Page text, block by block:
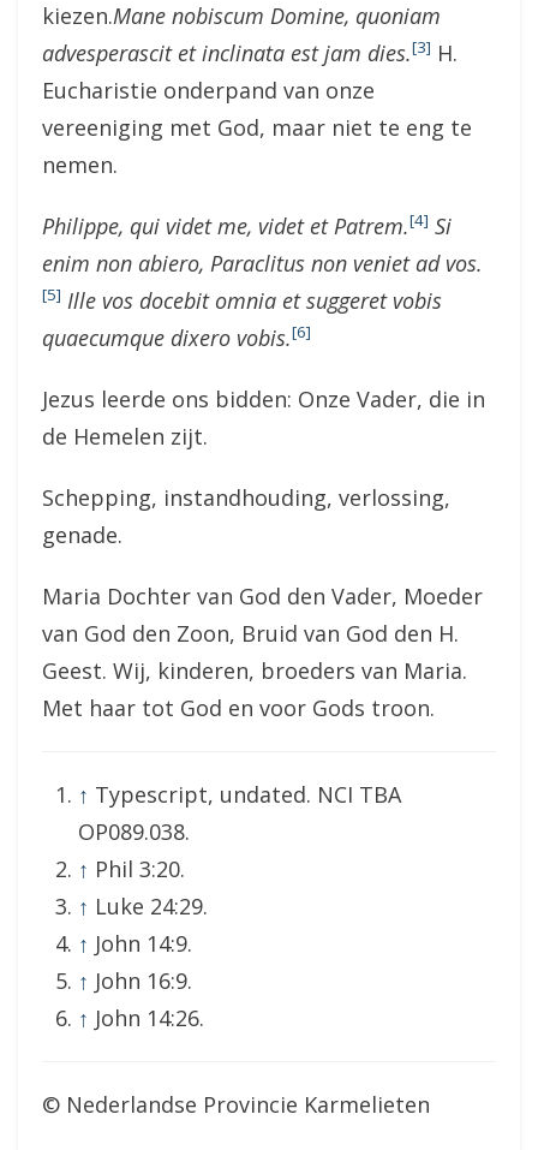
kiezen.Mane nobiscum Domine, quoniam
advesperascit et inclinata est jam dies.[3] H.
Eucharistie onderpand van onze
vereeniging met God, maar niet te eng te
nemen.
Philippe, qui videt me, videt et Patrem.[4] Si
enim non abiero, Paraclitus non veniet ad vos.
[5] Ille vos docebit omnia et suggeret vobis
quaecumque dixero vobis.[6]
Jezus leerde ons bidden: Onze Vader, die in
de Hemelen zijt.
Schepping, instandhouding, verlossing,
genade.
Maria Dochter van God den Vader, Moeder
van God den Zoon, Bruid van God den H.
Geest. Wij, kinderen, broeders van Maria.
Met haar tot God en voor Gods troon.
↑ Typescript, undated. NCI TBA
OP089.038.
↑ Phil 3:20.
↑ Luke 24:29.
↑ John 14:9.
↑ John 16:9.
↑ John 14:26.
© Nederlandse Provincie Karmelieten